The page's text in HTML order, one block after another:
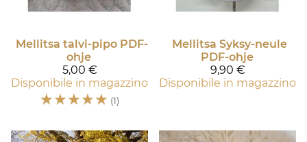
Mellitsa talvi-pipo PDF-
ohje
5,00 €
Disponibile in magazzino
☆☆☆☆☆ (1)
Mellitsa Syksy-neule
PDF-ohje
9,90 €
Disponibile in magazzino